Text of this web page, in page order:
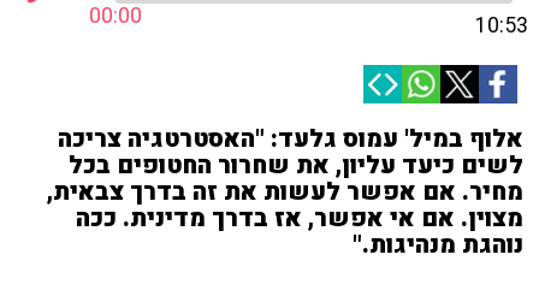
00:00 10:53
אלוף במיל' עמוס גלעד: "האסטרטגיה צריכה
לשים כיעד עליון, את שחרור החטופים בכל
מחיר. אם אפשר לעשות את זה בדרך צבאית,
מצוין. אם אי אפשר, אז בדרך מדינית. ככה
נוהגת מנהיגות."